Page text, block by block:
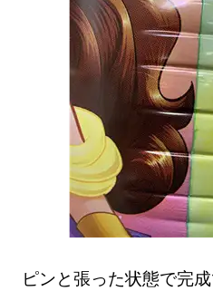
ピンと張った状態で完